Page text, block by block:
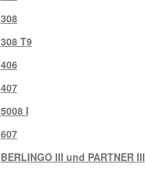
308
308 T9
406
407
5008 I
607
BERLINGO III und PARTNER III